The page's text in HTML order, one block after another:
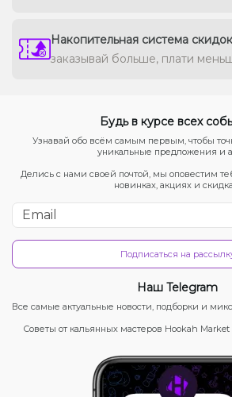
Накопительная система скидок
заказывай больше, плати
Будь в курсе всех
Узнавай обо всём самым первым, чтобы
уникальные предложения и
Делись с нами своей почтой, мы оповестим
новинках, акциях и
Подписаться на
Наш Telegram
Все самые актуальные новости, подборки и
Советы от кальянных мастеров Hookah Market